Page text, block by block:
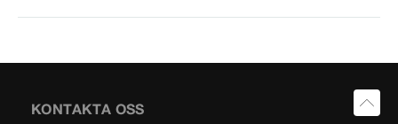
KONTAKTA OSS